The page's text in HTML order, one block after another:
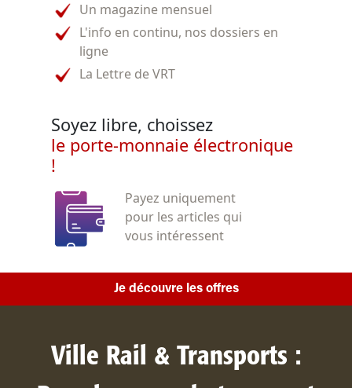
Un magazine mensuel
L'info en continu, nos dossiers en
ligne
La Lettre de VRT
Soyez libre, choissez
le porte-monnaie électronique
!
Payez uniquement
pour les articles qui
vous intéressent
Je découvre les offres
Ville Rail & Transports :